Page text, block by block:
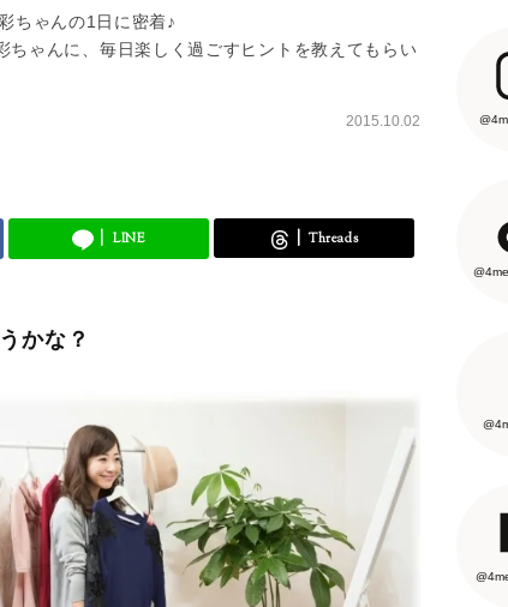
ちゃんの1日に密着♪
ちゃんに、毎日楽しく過ごすヒントを教えてもらい
2015.10.02
LINE Threads
かな？